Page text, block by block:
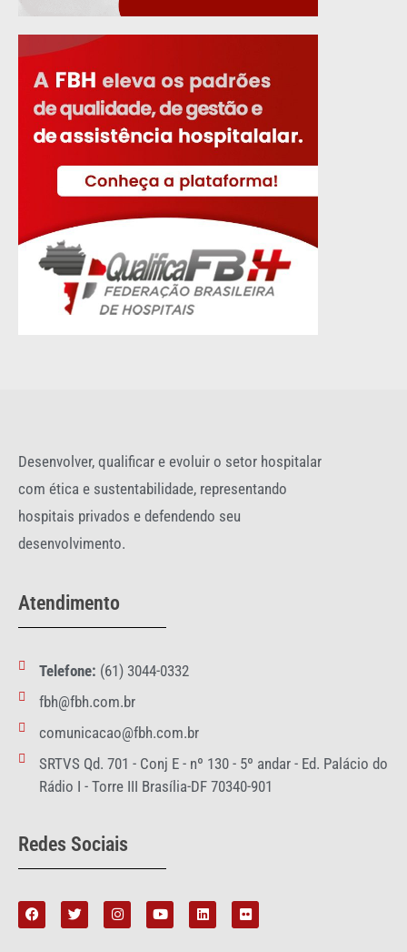
Desenvolver, qualificar e evoluir o setor hospitalar
com ética e sustentabilidade, representando
hospitais privados e defendendo seu
desenvolvimento.
Atendimento
Telefone: (61) 3044-0332
fbh@fbh.com.br
comunicacao@fbh.com.br
SRTVS Qd. 701 - Conj E - nº 130 - 5º andar - Ed. Palácio do
Rádio I - Torre III Brasília-DF 70340-901
Redes Sociais